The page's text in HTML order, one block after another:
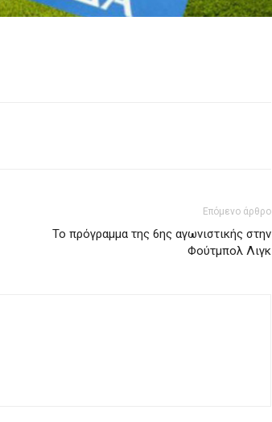
Επόμενο άρθρο
Το πρόγραμμα της 6ης αγωνιστικής στην
Φούτμπολ Λιγκ